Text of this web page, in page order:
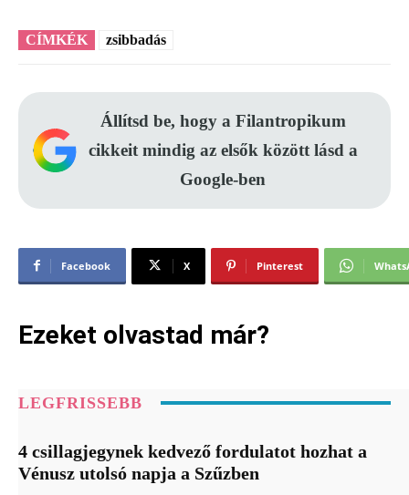
CÍMKÉK zsibbadás
Állítsd be, hogy a Filantropikum
cikkeit mindig az elsők között lásd a
Google-ben
Facebook X Pinterest
Ezeket olvastad már?
LEGFRISSEBB
4 csillagjegynek kedvező fordulatot hozhat a
Vénusz utolsó napja a Szűzben